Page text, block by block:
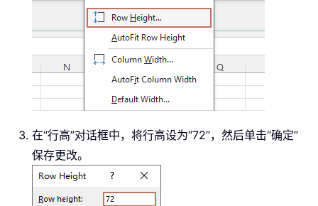
在“行高”对话框中，将行高设为“72”，然后单击“确定”
保存更改。